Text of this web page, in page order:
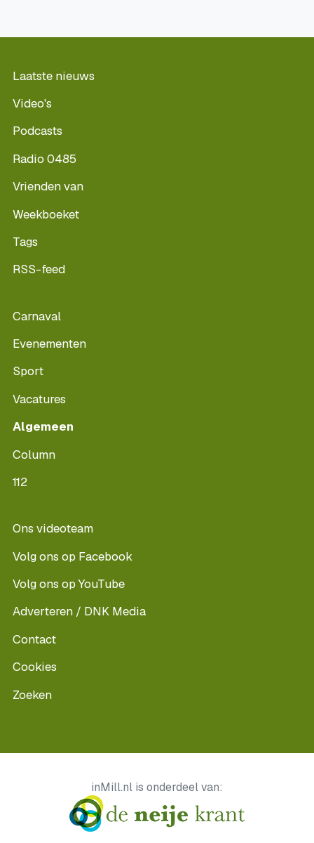
Laatste nieuws
Video's
Podcasts
Radio 0485
Vrienden van
Weekboeket
Tags
RSS-feed
Carnaval
Evenementen
Sport
Vacatures
Algemeen
Column
112
Ons videoteam
Volg ons op Facebook
Volg ons op YouTube
Adverteren / DNK Media
Contact
Cookies
Zoeken
inMill.nl is onderdeel van: